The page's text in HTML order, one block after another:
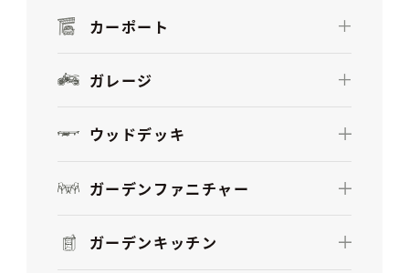
カーポート
ガレージ
ウッドデッキ
ガーデンファニチャー
ガーデンキッチン